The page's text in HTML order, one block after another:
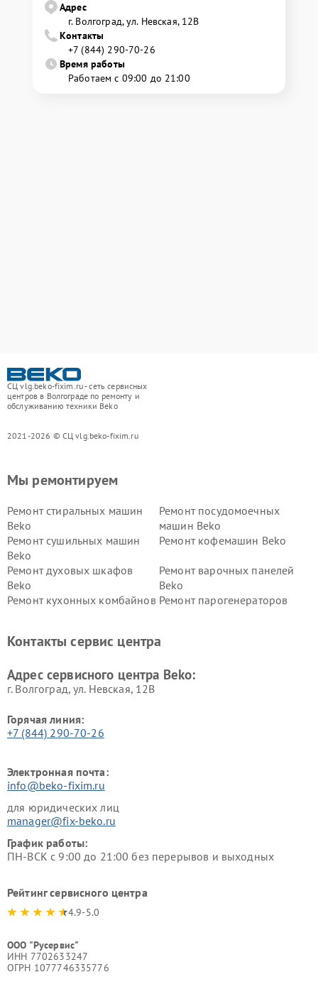
Адрес
г. Волгоград, ул. Невская, 12В
Контакты
+7 (844) 290-70-26
Время работы
Работаем с 09:00 до 21:00
СЦ vlg.beko-fixim.ru - сеть сервисных
центров в Волгограде по ремонту и
обслуживанию техники Beko
2021-2026 © СЦ vlg.beko-fixim.ru
Мы ремонтируем
Ремонт стиральных машин
Beko
Ремонт посудомоечных
машин Beko
Ремонт сушильных машин
Beko
Ремонт кофемашин Beko
Ремонт духовых шкафов
Beko
Ремонт варочных панелей
Beko
Ремонт кухонных комбайнов Ремонт парогенераторов
Ремонт холодильников Beko Ремонт морозильных камер
Контакты сервис центра
Адрес сервисного центра Beko:
г. Волгоград, ул. Невская, 12В
Горячая линия:
+7 (844) 290-70-26
Электронная почта:
info@beko-fixim.ru
для юридических лиц
manager@fix-beko.ru
График работы:
ПН-ВСК с 9:00 до 21:00 без перерывов и выходных
Рейтинг сервисного центра
4.9-5.0
ООО "Русервис"
ИНН 7702633247
ОГРН 1077746335776